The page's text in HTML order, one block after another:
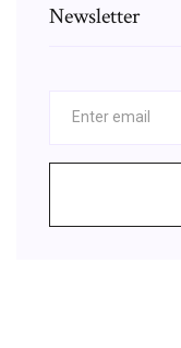
Newsletter